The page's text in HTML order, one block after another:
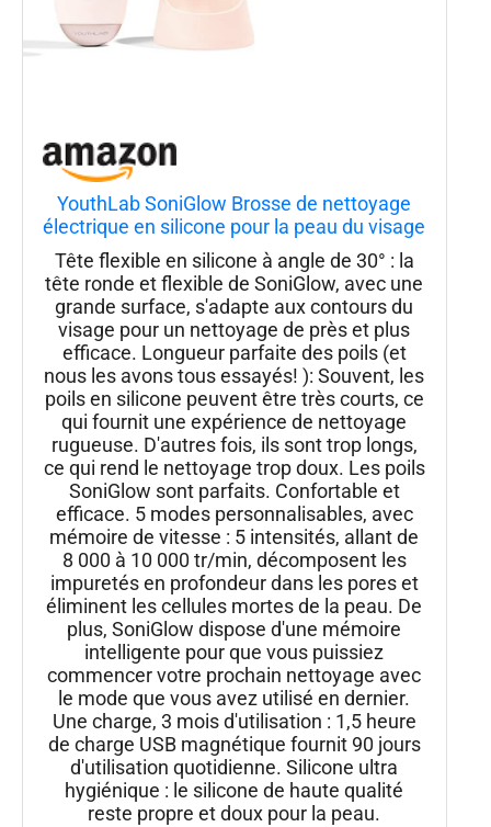
YouthLab SoniGlow Brosse de nettoyage
électrique en silicone pour la peau du visage
- Vibrante - Hygiénique - Exfoliation -
Massage - Ferme - Tonification - Points
noirs - Pores - Imperméable -
Tête flexible en silicone à angle de 30° : la
tête ronde et flexible de SoniGlow, avec une
grande surface, s'adapte aux contours du
visage pour un nettoyage de près et plus
efficace. Longueur parfaite des poils (et
nous les avons tous essayés! ): Souvent, les
poils en silicone peuvent être très courts, ce
qui fournit une expérience de nettoyage
rugueuse. D'autres fois, ils sont trop longs,
ce qui rend le nettoyage trop doux. Les poils
SoniGlow sont parfaits. Confortable et
efficace. 5 modes personnalisables, avec
mémoire de vitesse : 5 intensités, allant de
8 000 à 10 000 tr/min, décomposent les
impuretés en profondeur dans les pores et
éliminent les cellules mortes de la peau. De
plus, SoniGlow dispose d'une mémoire
intelligente pour que vous puissiez
commencer votre prochain nettoyage avec
le mode que vous avez utilisé en dernier.
Une charge, 3 mois d'utilisation : 1,5 heure
de charge USB magnétique fournit 90 jours
d'utilisation quotidienne. Silicone ultra
hygiénique : le silicone de haute qualité
reste propre et doux pour la peau.